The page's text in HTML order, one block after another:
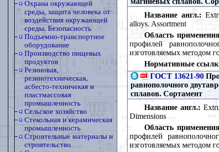
Охрана окружающей
среды, защита человека от
воздействия окружающей
среды. Безопасность
Подъемно-транспортное
оборудование
Производство пищевых
продуктов
Резиновая,
резинотехническая,
асбесто-техничекая и
пластмассовая
промышленность
Сельское хозяйство
Стекольная и керамическая
промышленность
Строительные материалы и
строительство
Название англ.:
alloys. Assortment
Область
профилей
изготовляемых методом
Нормативные
ГОСТ 13621-90
равнополочного
сплавов. Сортамент
Название англ.:
Dimensions
Область
профилей
изготовляемых методом